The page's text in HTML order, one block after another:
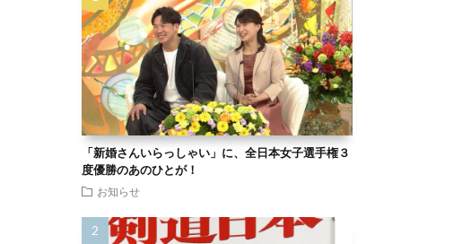
「新婚さんいらっしゃい」に、全日本女子選手権３
度優勝のあのひとが！
お知らせ